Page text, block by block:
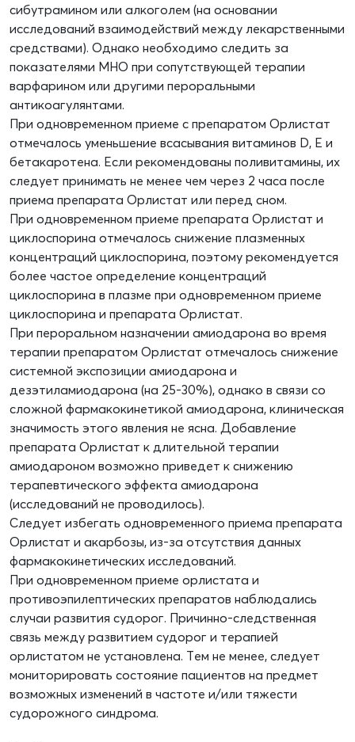
сибутрамином или алкоголем (на основании
исследований взаимодействий между лекарственными
средствами). Однако необходимо следить за
показателями МНO при сопутствующей терапии
варфарином или другими пероральными
антикоагулянтами.
При одновременном приеме с препаратом Орлистат
отмечалось уменьшение всасывания витаминов D, Е и
бетакаротена. Если рекомендованы поливитамины, их
следует принимать не менее чем через 2 часа после
приема препарата Орлистат или перед сном.
При одновременном приеме препарата Орлистат и
циклоспорина отмечалось снижение плазменных
концентраций циклоспорина, поэтому рекомендуется
более частое определение концентраций
циклоспорина в плазме при одновременном приеме
циклоспорина и препарата Орлистат.
При пероральном назначении амиодарона во время
терапии препаратом Орлистат отмечалось снижение
системной экспозиции амиодарона и
дезэтиламиодарона (на 25-30%), однако в связи со
сложной фармакокинетикой амиодарона, клиническая
значимость этого явления не ясна. Добавление
препарата Орлистат к длительной терапии
амиодароном возможно приведет к снижению
терапевтического эффекта амиодарона
(исследований не проводилось).
Следует избегать одновременного приема препарата
Орлистат и акарбозы, из-за отсутствия данных
фармакокинетических исследований.
При одновременном приеме орлистата и
противоэпилептических препаратов наблюдались
случаи развития судорог. Причинно-следственная
связь между развитием судорог и терапией
орлистатом не установлена. Тем не менее, следует
мониторировать состояние пациентов на предмет
возможных изменений в частоте и/или тяжести
судорожного синдрома.